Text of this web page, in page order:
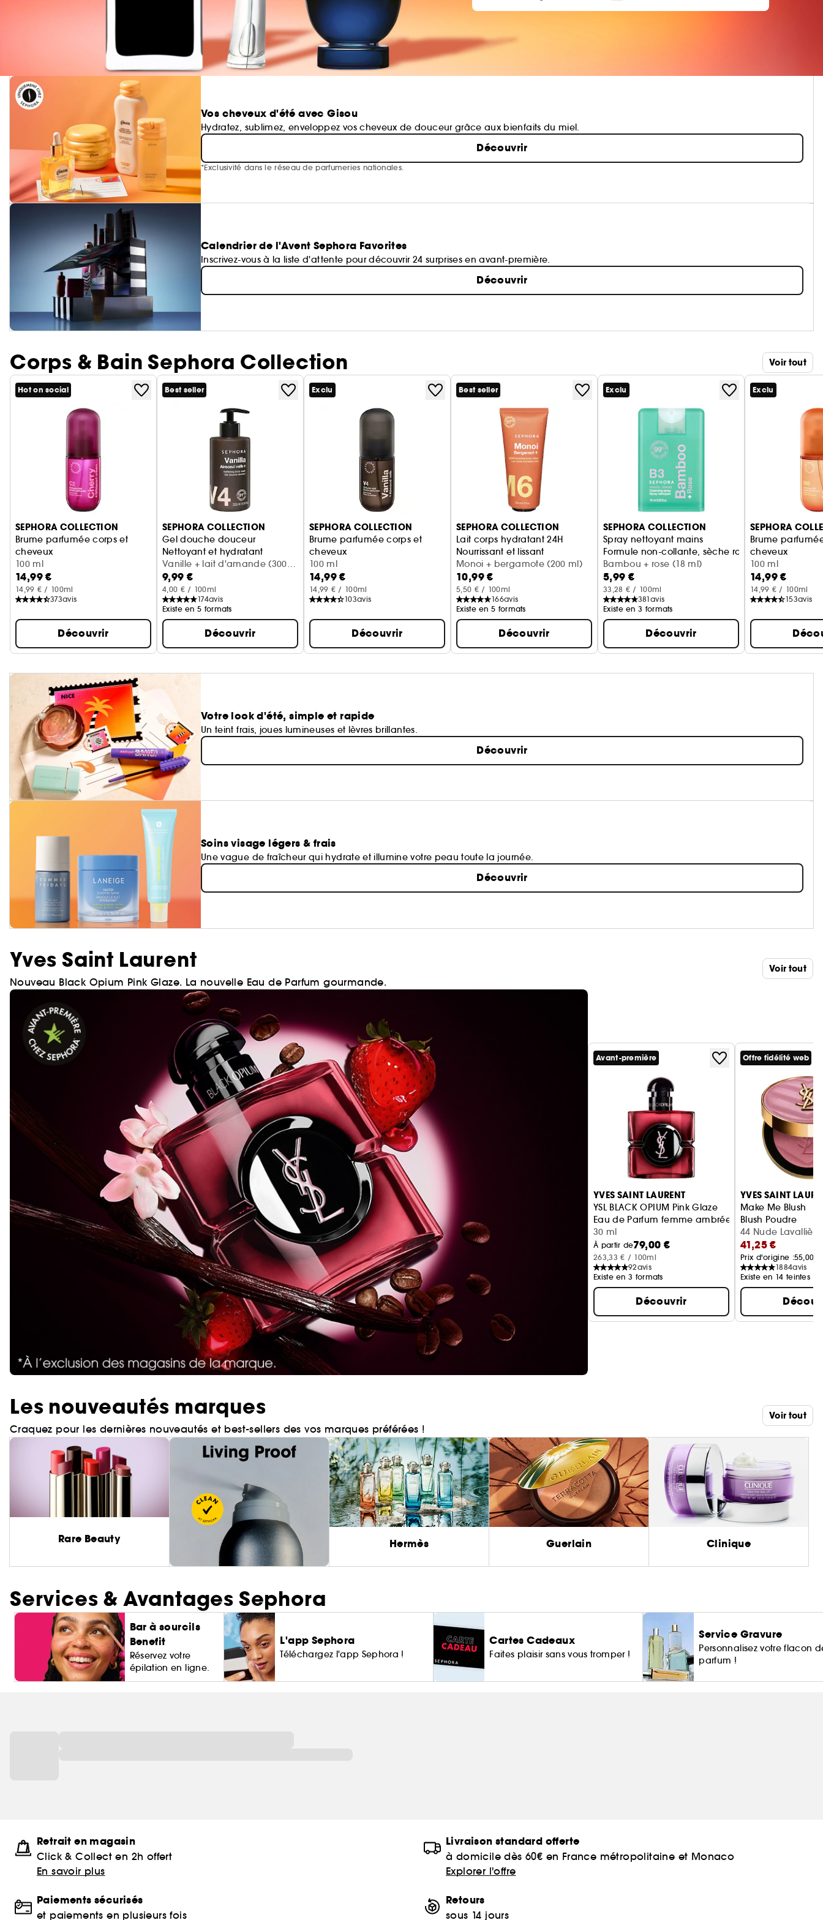
Vos cheveux d'été avec Gisou
Hydratez, sublimez, enveloppez vos cheveux de douceur grâce aux bienfaits du miel.
Découvrir
*Exclusivité dans le réseau de parfumeries nationales.
Calendrier de l'Avent Sephora Favorites
Inscrivez-vous à la liste d'attente pour découvrir 24 surprises en avant-première.
Découvrir
Corps & Bain Sephora Collection Voir tout
Ignorer le carrousel produits
Hot on social
SEPHORA COLLECTION
Brume parfumée corps et
cheveux
Cerise + crème fouettée
100 ml
14,99 €
14,99 € / 100ml
373avis
Découvrir
Best seller
SEPHORA COLLECTION
Gel douche douceur
Nettoyant et hydratant
Vanille + lait d'amande (300
ml)
9,99 €
4,00 € / 100ml
174avis
Existe en 5 formats
Découvrir
Exclu
SEPHORA COLLECTION
Brume parfumée corps et
cheveux
Vanille + lait d'amande
100 ml
14,99 €
14,99 € / 100ml
103avis
Découvrir
Best seller
SEPHORA COLLECTION
Lait corps hydratant 24H
Nourrissant et lissant
Monoi + bergamote (200 ml)
10,99 €
5,50 € / 100ml
166avis
Existe en 5 formats
Découvrir
Exclu
SEPHORA COLLECTION
Spray nettoyant mains
Formule non-collante, sèche rapidement
Bambou + rose (18 ml)
5,99 €
33,28 € / 100ml
381avis
Existe en 3 formats
Découvrir
Exclu
SEPHORA
Brume
cheveux
Monoi +
100 ml
14,99 €
14,99 € / 100ml
153avis
Votre look d'été, simple et rapide
Un teint frais, joues lumineuses et lèvres brillantes.
Découvrir
Soins visage légers & frais
Une vague de fraîcheur qui hydrate et illumine votre peau toute la journée.
Découvrir
Yves Saint Laurent
Nouveau Black Opium Pink Glaze. La nouvelle Eau de Parfum gourmande.
Voir tout
Ignorer le carrousel produits
Avant-première
YVES SAINT LAURENT
YSL BLACK OPIUM Pink Glaze
Eau de Parfum femme ambrée florale & note de
30 ml
À partir de79,00 €
263,33 € / 100ml
92avis
Existe en 3 formats
Découvrir
Offre fidélité web
YVES SAINT
Make Me Blush
Blush Poudre
44 Nude
41,25 €
Prix d'origine :55,00 €
1884avis
Existe en 14 teintes
Les nouveautés marques
Craquez pour les dernières nouveautés et best-sellers des vos marques préférées !
Voir tout
Rare Beauty Hermès Guerlain Clinique
Services & Avantages Sephora
Bar à sourcils
Benefit
Réservez votre
épilation en ligne.
L'app Sephora
Téléchargez l'app Sephora !
Cartes Cadeaux
Faites plaisir sans vous tromper !
Service Gravure
Personnalisez votre flacon
parfum !
Retrait en magasin
Click & Collect en 2h offert
En savoir plus
Livraison standard offerte
à domicile dès 60€ en France métropolitaine et Monaco
Explorer l'offre
Paiements sécurisés
et paiements en plusieurs fois
Retours
sous 14 jours